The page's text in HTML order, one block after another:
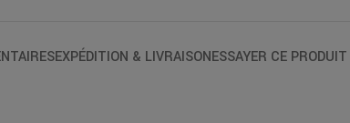
EXPÉDITION & LIVRAISONESSAYER CE